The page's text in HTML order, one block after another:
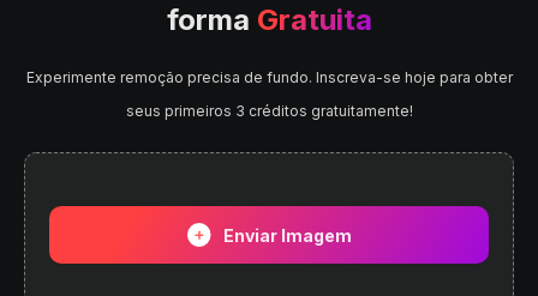
forma Gratuita
Experimente remoção precisa de fundo. Inscreva-se hoje para obter
seus primeiros 3 créditos gratuitamente!
Enviar Imagem